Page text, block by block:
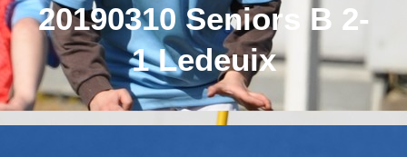
20190310 Seniors B 2-
1 Ledeuix